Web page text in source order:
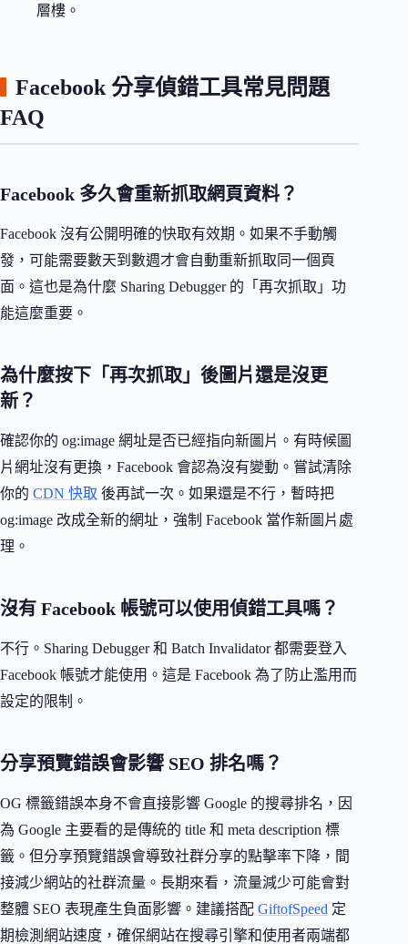
層樓。
Facebook 分享偵錯工具常見問題
FAQ
Facebook 多久會重新抓取網頁資料？
Facebook 沒有公開明確的快取有效期。如果不手動觸
發，可能需要數天到數週才會自動重新抓取同一個頁
面。這也是為什麼 Sharing Debugger 的「再次抓取」功
能這麼重要。
為什麼按下「再次抓取」後圖片還是沒更
新？
確認你的 og:image 網址是否已經指向新圖片。有時候圖
片網址沒有更換，Facebook 會認為沒有變動。嘗試清除
你的 CDN 快取 後再試一次。如果還是不行，暫時把
og:image 改成全新的網址，強制 Facebook 當作新圖片處
理。
沒有 Facebook 帳號可以使用偵錯工具嗎？
不行。Sharing Debugger 和 Batch Invalidator 都需要登入
Facebook 帳號才能使用。這是 Facebook 為了防止濫用而
設定的限制。
分享預覽錯誤會影響 SEO 排名嗎？
OG 標籤錯誤本身不會直接影響 Google 的搜尋排名，因
為 Google 主要看的是傳統的 title 和 meta description 標
籤。但分享預覽錯誤會導致社群分享的點擊率下降，間
接減少網站的社群流量。長期來看，流量減少可能會對
整體 SEO 表現產生負面影響。建議搭配 GiftofSpeed 定
期檢測網站速度，確保網站在搜尋引擎和使用者兩端都